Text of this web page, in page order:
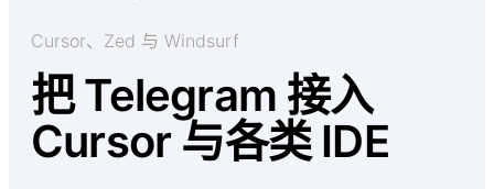
Cursor、Zed 与 Windsurf
把 Telegram 接入
Cursor 与各类 IDE